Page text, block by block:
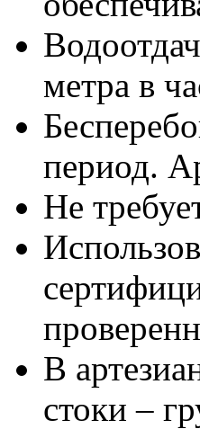
метра в
период.
Не
В
стоки –